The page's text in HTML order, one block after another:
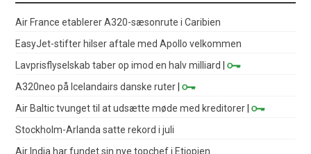
Air France etablerer A320-sæsonrute i Caribien
EasyJet-stifter hilser aftale med Apollo velkommen
Lavprisflyselskab taber op imod en halv milliard
|
A320neo på Icelandairs danske ruter |
Air Baltic tvunget til at udsætte møde med kreditorer |
Stockholm-Arlanda satte rekord i juli
Air India har fundet sin nye topchef i Etiopien